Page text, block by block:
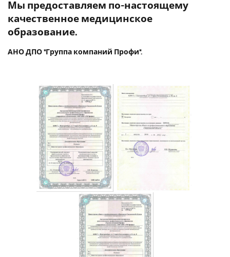
Мы предоставляем по-настоящему
качественное медицинское
образование.
АНО ДПО "Группа компаний Профи".